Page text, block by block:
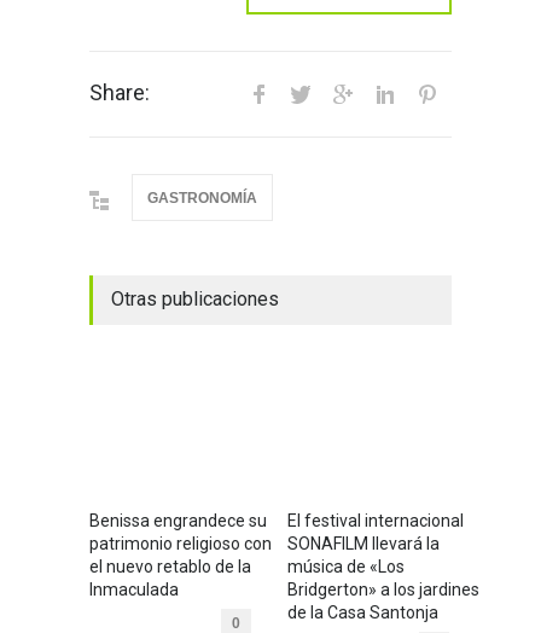
Share:
GASTRONOMÍA
Otras publicaciones
Benissa engrandece su
patrimonio religioso con
el nuevo retablo de la
Inmaculada
0
El festival internacional
SONAFILM llevará la
música de «Los
Bridgerton» a los jardines
de la Casa Santonja